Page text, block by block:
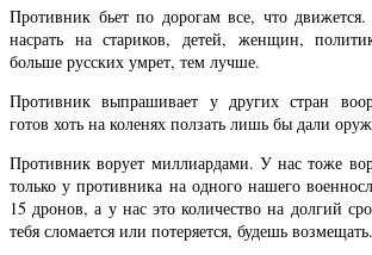
Противник бьет по дорогам все, что
насрать на стариков, детей, женщин,
больше русских умрет, тем лучше.
Противник выпрашивает у других стран
готов хоть на коленях ползать лишь бы дали
Противник ворует миллиардами. У нас тоже
только у противника на одного нашего
15 дронов, а у нас это количество на долгий
тебя сломается или потеряется, будешь возмещать.